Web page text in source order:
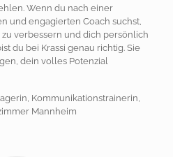
Wenn du nach einer
und engagierten Coach suchst,
verbessern und dich persönlich
du bei Krassi genau richtig. Sie
dein volles Potenzial
Kommunikationstrainerin,
Mannheim